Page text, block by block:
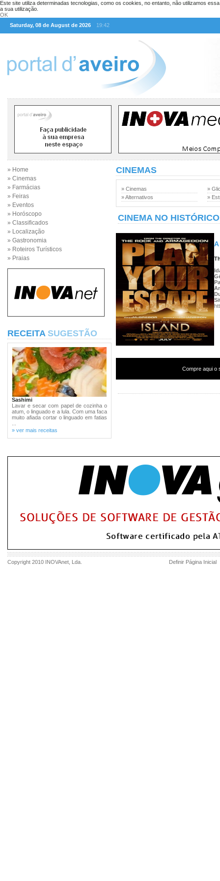
Este site utiliza determinadas tecnologias, como os cookies, no entanto, não utilizamos
a sua utilização.
OK
Saturday, 08 de August de 2026
19:42
» Home
» Cinemas
» Farmácias
» Feiras
» Eventos
» Horóscopo
» Classificados
» Localização
» Gastronomia
» Roteiros Turísticos
» Praias
RECEITA SUGESTÃO
Sashimi
Lavar e secar com papel de cozinha o
atum, o linguado e a lula. Com uma faca
muito afiada cortar o linguado em fatias
» ver mais receitas
CINEMAS
» Cinemas
» Alternativos
»
»
CINEMA NO HISTÓRICO
Compre aqui o
Copyright 2010 INOVAnet , Lda. Definir Página Inicial